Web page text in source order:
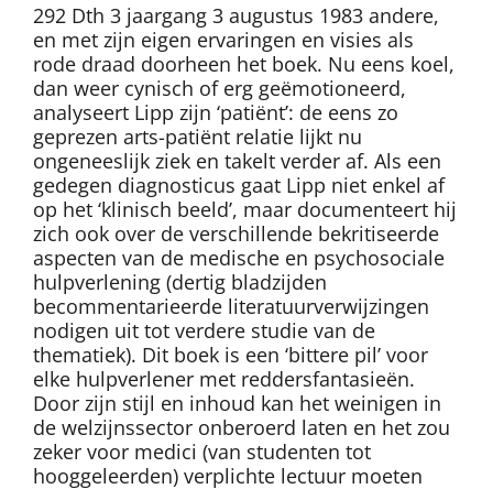
292 Dth 3 jaargang 3 augustus 1983 andere,
en met zijn eigen ervaringen en visies als
rode draad doorheen het boek. Nu eens koel,
dan weer cynisch of erg geëmotioneerd,
analyseert Lipp zijn ‘patiënt’: de eens zo
geprezen arts-patiënt relatie lijkt nu
ongeneeslijk ziek en takelt verder af. Als een
gedegen diagnosticus gaat Lipp niet enkel af
op het ‘klinisch beeld’, maar documenteert hij
zich ook over de verschillende bekritiseerde
aspecten van de medische en psychosociale
hulpverlening (dertig bladzijden
becommentarieerde literatuurverwijzingen
nodigen uit tot verdere studie van de
thematiek). Dit boek is een ‘bittere pil’ voor
elke hulpverlener met reddersfantasieën.
Door zijn stijl en inhoud kan het weinigen in
de welzijnssector onberoerd laten en het zou
zeker voor medici (van studenten tot
hooggeleerden) verplichte lectuur moeten